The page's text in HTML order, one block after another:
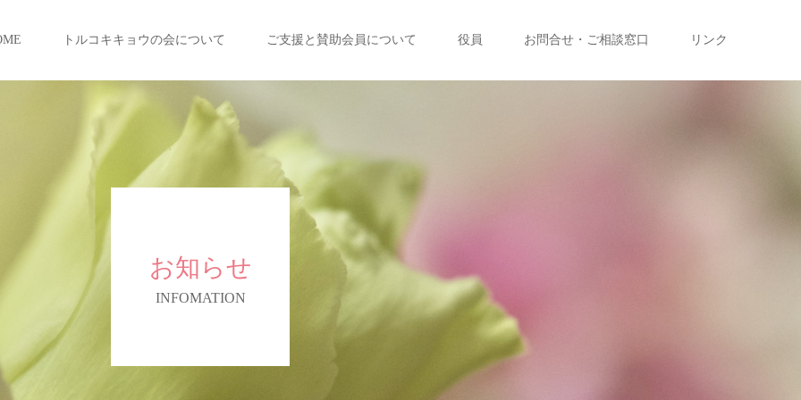
トルコキキョウの会について ご支援と賛助会員について 役員 お問合せ・ご相談窓口 リンク
お知らせ
INFOMATION